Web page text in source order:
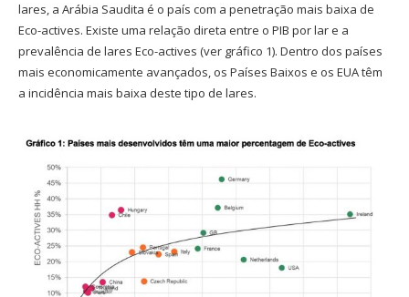
lares, a Arábia Saudita é o país com a penetração mais baixa de
Eco-actives. Existe uma relação direta entre o PIB por lar e a
prevalência de lares Eco-actives (ver gráfico 1). Dentro dos países
mais economicamente avançados, os Países Baixos e os EUA têm
a incidência mais baixa deste tipo de lares.